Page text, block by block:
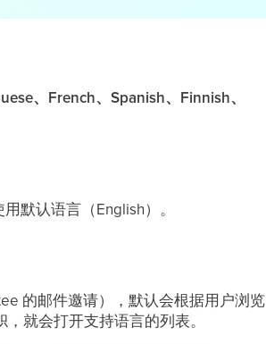
、French、Spanish、Finnish、
默认语言（English）。
的邮件邀请），默认会根据用户浏览
就会打开支持语言的列表。